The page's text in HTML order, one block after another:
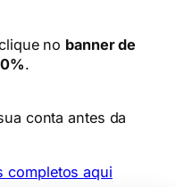
no banner de
.
conta antes da
completos aqui